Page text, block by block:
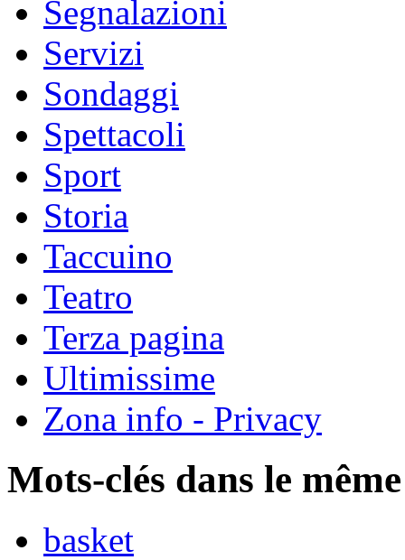
Segnalazioni
Servizi
Sondaggi
Spettacoli
Sport
Storia
Taccuino
Teatro
Terza pagina
Ultimissime
Zona info - Privacy
Mots-clés dans le
basket